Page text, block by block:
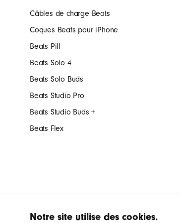
Câbles de charge Beats
Coques Beats pour iPhone
Beats Pill
Beats Solo 4
Beats Solo Buds
Beats Studio Pro
Beats Studio Buds +
Beats Flex
Notre site utilise des cookies.